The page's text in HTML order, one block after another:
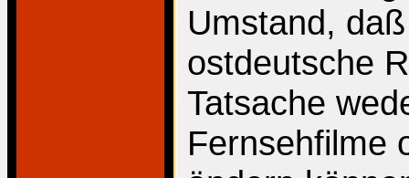
Umstand,
ostdeutsche
Tatsache
Fernsehfilme